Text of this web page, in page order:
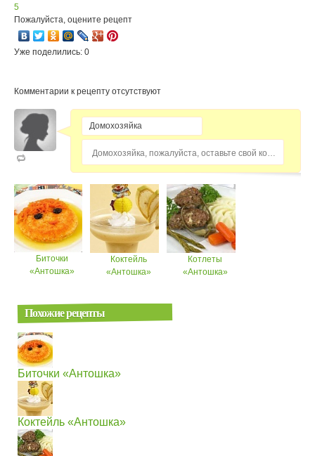
5
Пожалуйста, оцените рецепт
Уже поделились: 0
Комментарии к рецепту отсутствуют
Биточки
«Антошка»
Коктейль
«Антошка»
Котлеты
«Антошка»
Похожие рецепты
Биточки «Антошка»
Коктейль «Антошка»